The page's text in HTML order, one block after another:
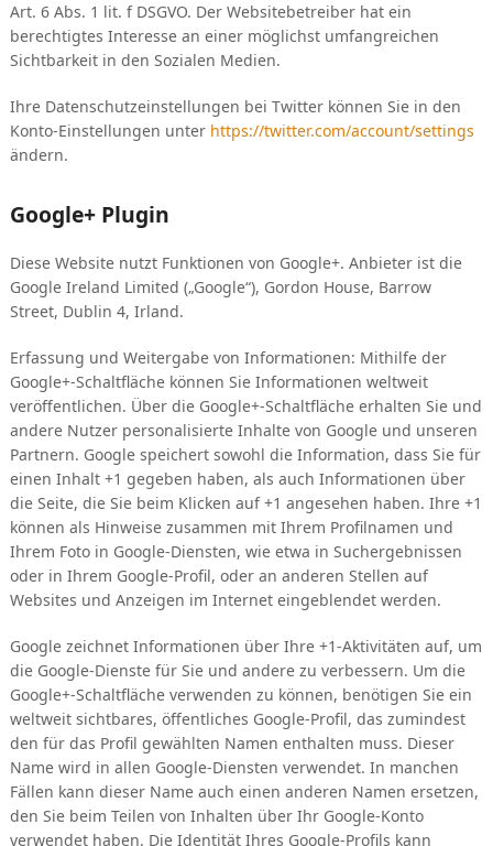
Art. 6 Abs. 1 lit. f DSGVO. Der Websitebetreiber hat ein
berechtigtes Interesse an einer möglichst umfangreichen
Sichtbarkeit in den Sozialen Medien.
Ihre Datenschutzeinstellungen bei Twitter können Sie in den
Konto-Einstellungen unter https://twitter.com/account/settings
ändern.
Google+ Plugin
Diese Website nutzt Funktionen von Google+. Anbieter ist die
Google Ireland Limited („Google“), Gordon House, Barrow
Street, Dublin 4, Irland.
Erfassung und Weitergabe von Informationen: Mithilfe der
Google+-Schaltfläche können Sie Informationen weltweit
veröffentlichen. Über die Google+-Schaltfläche erhalten Sie und
andere Nutzer personalisierte Inhalte von Google und unseren
Partnern. Google speichert sowohl die Information, dass Sie für
einen Inhalt +1 gegeben haben, als auch Informationen über
die Seite, die Sie beim Klicken auf +1 angesehen haben. Ihre +1
können als Hinweise zusammen mit Ihrem Profilnamen und
Ihrem Foto in Google-Diensten, wie etwa in Suchergebnissen
oder in Ihrem Google-Profil, oder an anderen Stellen auf
Websites und Anzeigen im Internet eingeblendet werden.
Google zeichnet Informationen über Ihre +1-Aktivitäten auf, um
die Google-Dienste für Sie und andere zu verbessern. Um die
Google+-Schaltfläche verwenden zu können, benötigen Sie ein
weltweit sichtbares, öffentliches Google-Profil, das zumindest
den für das Profil gewählten Namen enthalten muss. Dieser
Name wird in allen Google-Diensten verwendet. In manchen
Fällen kann dieser Name auch einen anderen Namen ersetzen,
den Sie beim Teilen von Inhalten über Ihr Google-Konto
verwendet haben. Die Identität Ihres Google-Profils kann